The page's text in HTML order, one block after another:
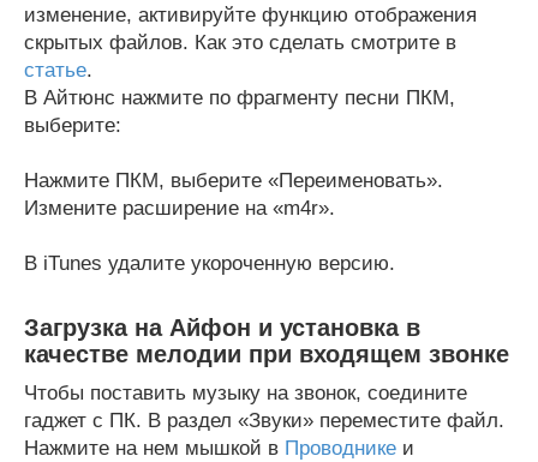
изменение, активируйте функцию отображения
скрытых файлов. Как это сделать смотрите в
статье.
В Айтюнс нажмите по фрагменту песни ПКМ,
выберите:
Нажмите ПКМ, выберите «Переименовать».
Измените расширение на «m4r».
В iTunes удалите укороченную версию.
Загрузка на Айфон и установка в
качестве мелодии при входящем звонке
Чтобы поставить музыку на звонок, соедините
гаджет с ПК. В раздел «Звуки» переместите файл.
Нажмите на нем мышкой в Проводнике и